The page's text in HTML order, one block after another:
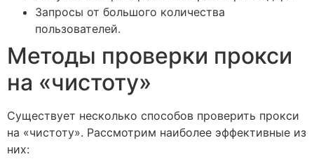
Запросы от большого количества
пользователей.
Методы проверки прокси
на «чистоту»
Существует несколько способов проверить прокси
на «чистоту». Рассмотрим наиболее эффективные из
них: